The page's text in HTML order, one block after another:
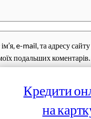
e-mail, та адресу
подальших коментарів.
Кредити
на